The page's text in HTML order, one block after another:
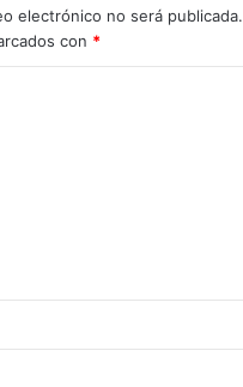
electrónico no será publicada.
con *